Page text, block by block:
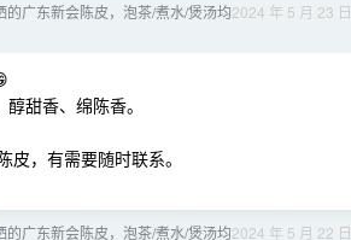
2024 年 5 月 23 日
广东新会陈皮，泡茶/煮水/煲汤均
甜香、绵陈香。
，有需要随时联系。
2024 年 5 月 22 日
广东新会陈皮，泡茶/煮水/煲汤均